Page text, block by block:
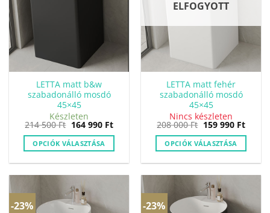
LETTA matt b&w
szabadonálló mosdó
45×45
Készleten
214 500Ft Original
price
was:
214
500 Ft.
164 990 FtCurrent
price
is:
164
990 Ft.
OPCIÓK VÁLASZTÁSA
ELFOGYOTT
LETTA matt fehér
szabadonálló mosdó
45×45
Nincs készleten
208 000Ft Original
price
was:
208
000 Ft.
159 990 Ft
price
is:
159
990
OPCIÓK VÁLASZTÁSA
-23% -23%